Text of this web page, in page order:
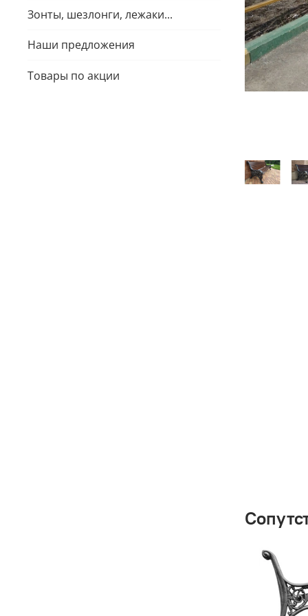
Зонты, шезлонги, лежаки...
Наши предложения
Товары по акции